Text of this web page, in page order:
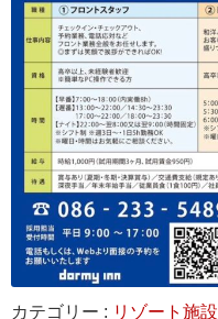
カテゴリー : リゾート施設